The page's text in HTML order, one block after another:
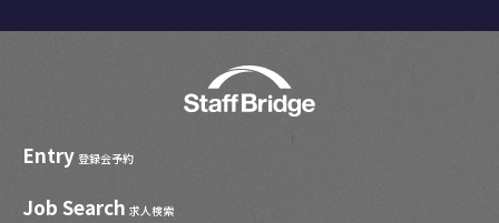
Entry 登録会予約
Job Search 求人検索